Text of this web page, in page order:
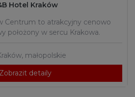
Hotel Kraków
Centrum to atrakcyjny cenowo
położony w sercu Krakowa.
, małopolskie
Zobrazit detaily